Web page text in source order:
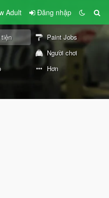
Adult Đăng nhập
Paint Jobs
Người chơi
Hơn